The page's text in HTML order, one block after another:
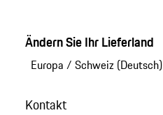
Ändern Sie Ihr Lieferland
Europa / Schweiz (Deutsch)
Kontakt